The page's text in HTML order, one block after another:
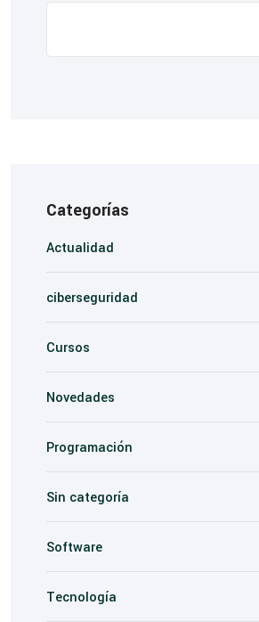
Categorías
Actualidad
ciberseguridad
Cursos
Novedades
Programación
Sin categoría
Software
Tecnología